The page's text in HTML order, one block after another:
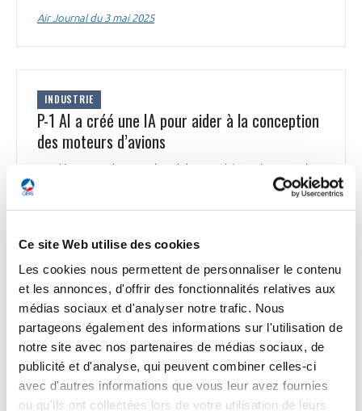
Ce site Web utilise des cookies
Les cookies nous permettent de personnaliser le contenu
et les annonces, d'offrir des fonctionnalités relatives aux
médias sociaux et d'analyser notre trafic. Nous
partageons également des informations sur l'utilisation de
notre site avec nos partenaires de médias sociaux, de
publicité et d'analyse, qui peuvent combiner celles-ci
avec d'autres informations que vous leur avez fournies
ou qu'ils ont collectées lors de votre utilisation de leurs
Air Journal du 3 mai 2025
INDUSTRIE
P-1 AI a créé une IA pour aider à la conception
des moteurs d’avions
Fondée par Paul Eremenko, Aleksa Gordić et Adam Nagel,
respectivement ex-directeur technique d'Airbus*, ex-
chercheur chez Google DeepMind et ex-ingénieur en chef
ingénieurs en charge de concevoir les moteurs
d’avions. Archie se concentrerait en 1er lieu sur les tâches
telles que l'interprétation des exigences, ou la vérification
de la conformité réglementaire. Suite à une levée de fonds
de 23 M$, Archie devrait être mis sur le marché en cours
d’année.